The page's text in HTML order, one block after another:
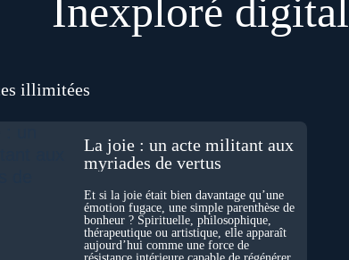
Inexploré digital
illimitées
La joie : un acte militant aux
myriades de vertus
Et si la joie était bien davantage qu’une
émotion fugace, une simple parenthèse de
bonheur ? Spirituelle, philosophique,
thérapeutique ou artistique, elle apparaît
aujourd’hui comme une force de